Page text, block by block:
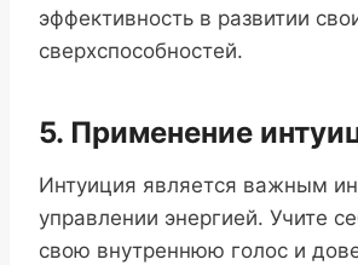
эффективность в развитии
сверхспособностей.
5. Применение
Интуиция является важным
управлении энергией. Учите
свою внутреннюю голос и